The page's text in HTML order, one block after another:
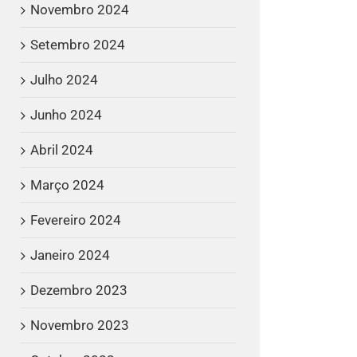
Novembro 2024
Setembro 2024
Julho 2024
Junho 2024
Abril 2024
Março 2024
Fevereiro 2024
Janeiro 2024
Dezembro 2023
Novembro 2023